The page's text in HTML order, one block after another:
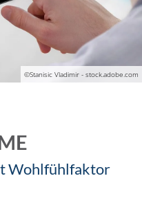
©Stanisic Vladimir - stock.adobe.com
Wohlfühlfaktor